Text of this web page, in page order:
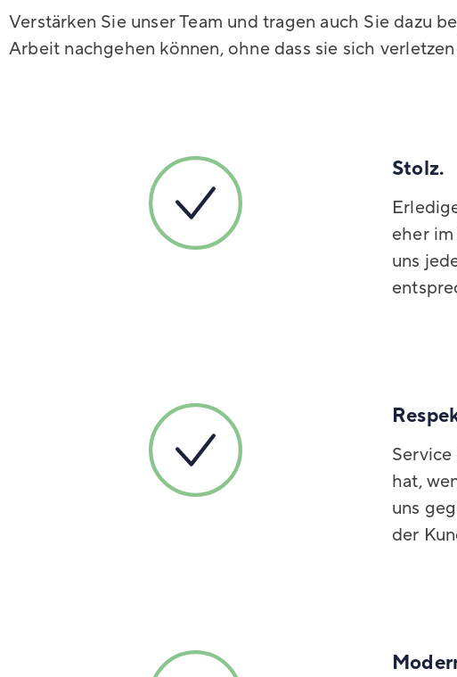
Verstärken Sie unser Team und tragen auch Sie dazu
Arbeit nachgehen können, ohne dass sie sich
Stolz.
eher
uns
hat,
uns
der